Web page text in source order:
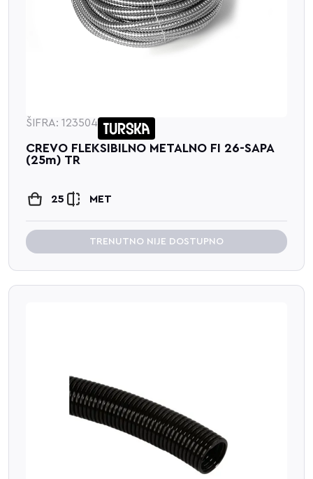
ŠIFRA: 123504
CREVO FLEKSIBILNO METALNO FI 26-SAPA
(25m) TR
25 MET
TRENUTNO NIJE DOSTUPNO